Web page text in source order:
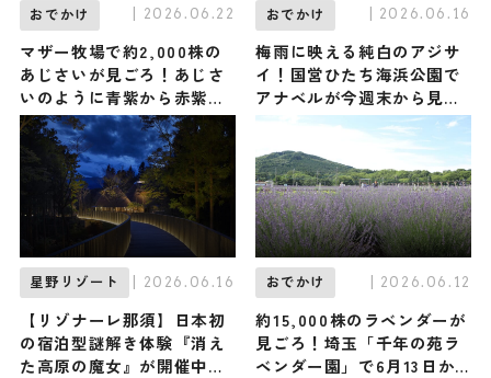
おでかけ | 2026.06.22
マザー牧場で約2,000株の
あじさいが見ごろ！あじさ
いのように青紫から赤紫に
色が変わる“映え”ドリンク
も登場 / 千葉県富津市
おでかけ | 2026.06.16
梅雨に映える純白のアジサ
イ！国営ひたち海浜公園で
アナベルが今週末から見ご
ろ、7月上旬まで / 茨城県
星野リゾート | 2026.06.16
【リゾナーレ那須】日本初
の宿泊型謎解き体験『消え
た高原の魔女』が開催中！
おでかけ | 2026.06.12
約15,000株のラベンダーが
見ごろ！埼玉「千年の苑ラ
ベンダー園」で6月13日か